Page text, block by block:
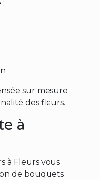
:
sur mesure
des fleurs.
à
à Fleurs vous
de bouquets